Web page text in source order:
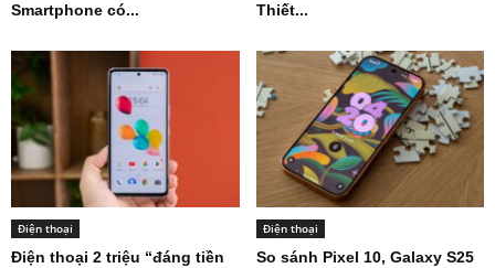
Smartphone có...
Thiết...
Điện thoại
Điện thoại 2 triệu “đáng tiền
Điện thoại
So sánh Pixel 10, Galaxy S25